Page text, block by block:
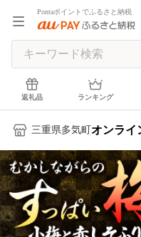
Pontaポイントでふるさと納税
返礼品 ランキング
三重県多気町 オンライ